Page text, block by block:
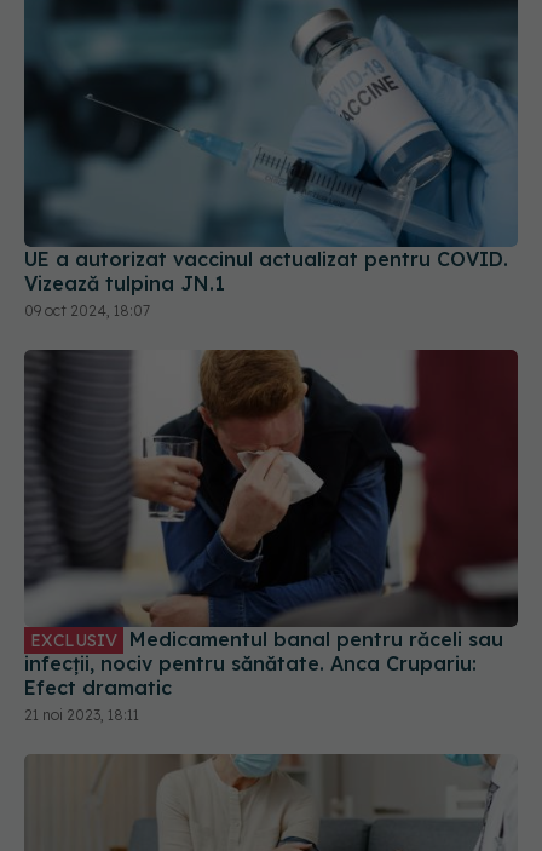
UE a autorizat vaccinul actualizat pentru COVID.
Vizează tulpina JN.1
09 oct 2024, 18:07
EXCLUSIV
infecții, nociv pentru sănătate. Anca Crupariu:
Efect dramatic
21 noi 2023, 18:11